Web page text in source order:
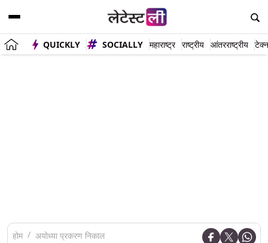
QUICKLY SOCIALLY महाराष्ट्र राष्ट्रीय आंतरराष्ट्रीय
होम अयोध्या प्रकरण निकाल